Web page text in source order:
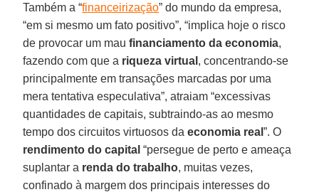
Também a “financeirização” do mundo da empresa,
“em si mesmo um fato positivo”, “implica hoje o risco
de provocar um mau financiamento da economia,
fazendo com que a riqueza virtual , concentrando-se
principalmente em transações marcadas por uma
mera tentativa especulativa”, atraiam “excessivas
quantidades de capitais, subtraindo-as ao mesmo
tempo dos circuitos virtuosos da economia real”. O
rendimento do capital “persegue de perto e ameaça
suplantar a renda do trabalho, muitas vezes,
confinado à margem dos principais interesses do